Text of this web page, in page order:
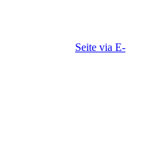
Seite via E-